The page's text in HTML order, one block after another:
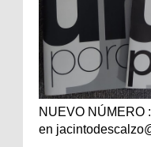
NUEVO NÚMERO
en